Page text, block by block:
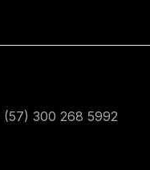
(57) 300 268 5992